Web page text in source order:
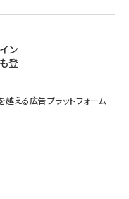
ン
登
える広告プラットフォーム